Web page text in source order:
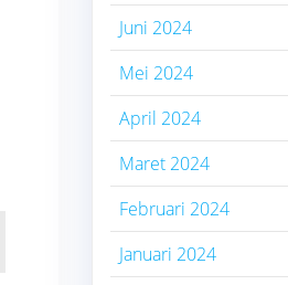
Juni 2024
Mei 2024
April 2024
Maret 2024
Februari 2024
Januari 2024